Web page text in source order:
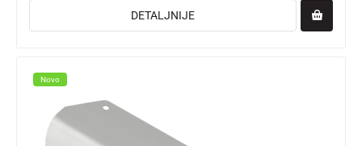
DETALJNIJE
Novo